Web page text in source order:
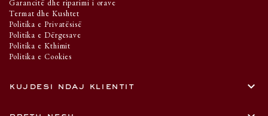
kujdesi ndaj klientit keyboard_arrow_down
Garancitë dhe riparimi i orave
Termat dhe Kushtet
Politika e Privatësisë
Politika e Dërgesave
Politika e Kthimit
Politika e Cookies